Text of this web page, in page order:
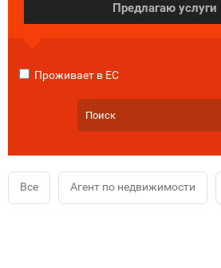
Предлагаю услуги
Проживает в ЕС
Все Агент по недвижимости